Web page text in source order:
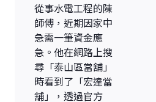
從事水電工程的陳
師傅，近期因家中
急需一筆資金應
急。他在網路上搜
尋「泰山區當舖」
時看到了「宏達當
舖」，透過官方